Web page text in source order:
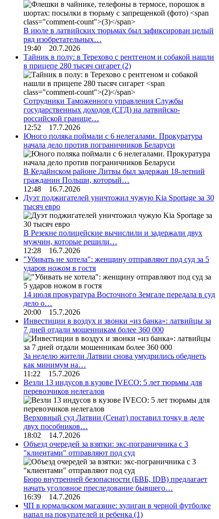
В июле в латвийских тюрьмах был зафиксирован целый
ряд изобретательных…
19:40 20.7.2026
Тайник в полу: в Терехово с рентгеном и собакой нашли
в прицепе 280 тысяч сигарет (2)
Сотрудники Таможенного управления Службы
государственных доходов (СГД) на латвийско-
российской границе…
12:52 17.7.2026
Юного поляка поймали с 6 нелегалами. Прокуратура
начала дело против пограничников Беларуси
В Кедайнском районе Литвы был задержан 18-летний
гражданин Польши, который…
12:48 16.7.2026
Дуэт поджигателей уничтожил чужую Kia Sportage за 30
тысяч евро
В Резекне полицейские вычислили и задержали двух
мужчин, которые решили…
12:28 16.7.2026
"Убивать не хотела": женщину отправляют под суд за 5
ударов ножом в гостя
14 июля прокуратура Восточного Земгале передала в суд
дело о…
20:00 15.7.2026
Инвестиции в воздух и звонки «из банка»: латвийцы за
7 дней отдали мошенникам более 360 000
За неделю жители Латвии снова умудрились обеднеть
как минимум на…
11:22 15.7.2026
Везли 13 индусов в кузове IVECO: 5 лет тюрьмы для
перевозчиков нелегалов
Верховный суд Латвии (Сенат) поставил точку в деле
двух пособников…
18:02 14.7.2026
Объезд очередей за взятки: экс-пограничника с 3
"клиентами" отправляют под суд
Бюро внутренней безопасности (БВБ, IDB) предлагает
начать уголовное преследование бывшего…
16:39 14.7.2026
ЧП в юрмальском магазине: хулиган в черной футболке
напал на покупателей и ребенка (1)